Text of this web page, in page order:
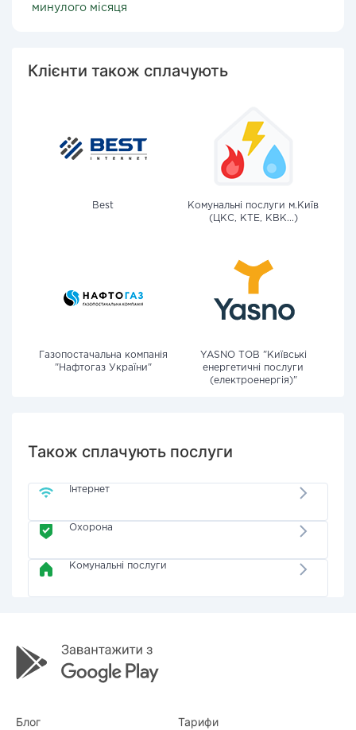
минулого місяця
Клієнти також сплачують
Best
Комунальні послуги м.Київ
(ЦКС, КТЕ, КВК...)
Газопостачальна компанія
"Нафтогаз України"
YASNO ТОВ "Київські
енергетичні послуги
(електроенергія)"
Також сплачують послуги
Інтернет
Охорона
Комунальні послуги
Блог Тарифи